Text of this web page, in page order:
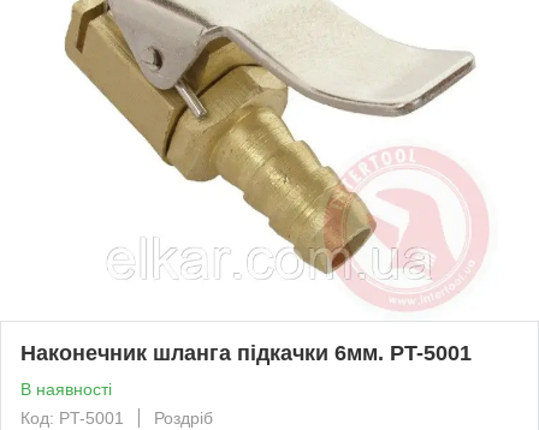
Наконечник шланга підкачки 6мм. PT-5001
В наявності
Код: PT-5001
Роздріб